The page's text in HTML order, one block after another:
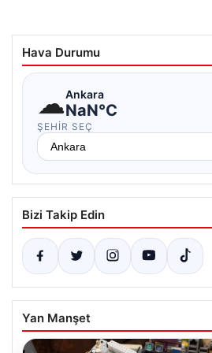
Hava Durumu
☁Ankara
NaN°C
ŞEHIR SEÇ
Bizi Takip Edin
Yan Manşet